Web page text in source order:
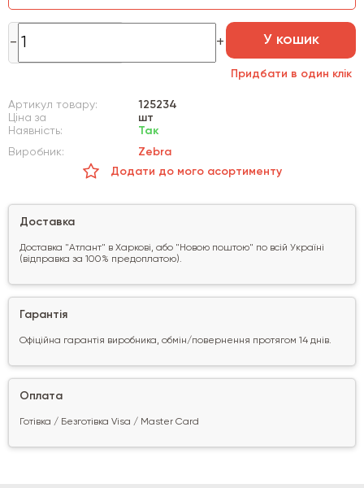
У кошик
Придбати в один клік
Артикул товару:
125234
Ціна за
шт
Наявність:
Так
Виробник:
Zebra
Додати до мого асортименту
Доставка
Доставка "Атлант" в Харкові, або "Новою поштою" по всій Україні
(відправка за 100% предоплатою).
Гарантія
Офіційна гарантія виробника, обмін/повернення протягом 14 днів.
Оплата
Готівка / Безготівка Visa / Master Card